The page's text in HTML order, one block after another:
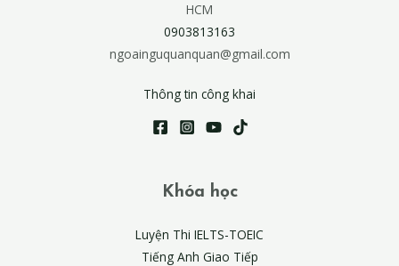
HCM
0903813163
ngoainguquanquan@gmail.com
Thông tin công khai
Khóa học
Luyện Thi IELTS-TOEIC
Tiếng Anh Giao Tiếp